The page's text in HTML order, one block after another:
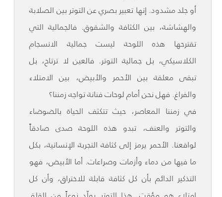
أو جلد مشدود. إنها تعبير بصري عن التوتر بين الصلابة
والهشاشة، بين الكثافة والشقوق. فالجمالية التي
تقترحها هذه اللوحة ليست جمالية الانسجام
الكلاسيكي، بل جمالية التوتر. فالعين لا ترتاح، بل
تبقى معلقة بين الأحمر والأبيض، بين الامتلاء
والفراغ. فهل نحن أمام لوحات فنانة تواجه زمننا؟
في زمننا المعاصر، حيث تتكثف الحياة بالضوضاء
والتوتر والعنف، تبدو هذه اللوحة صدى صادقاً
لواقعنا. الأحمر يرمز إلى كثافة التجربة الإنسانية، بكل
ما فيها من دماء وأزمات وصراعات. أما الأبيض، فهو
التذكير الدائم بأن كل كثافة قابلة للاختراق، وأن كل